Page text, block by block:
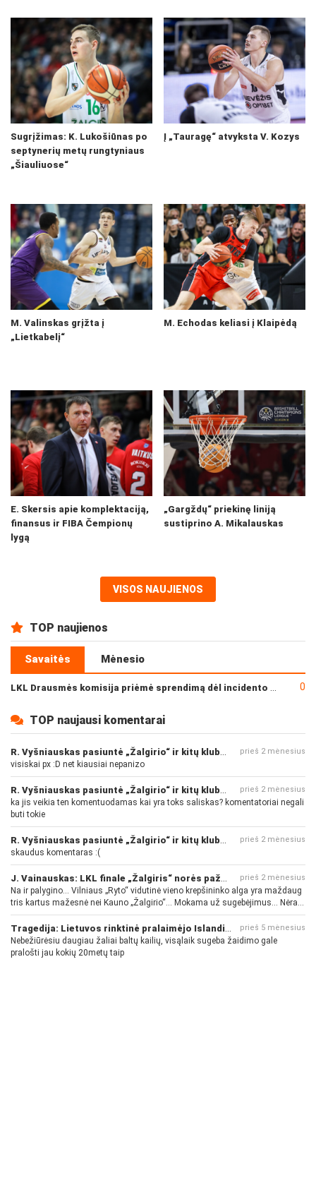
Sugrįžimas: K. Lukošiūnas po
septynerių metų rungtyniaus
„Šiauliuose“
Į „Tauragę“ atvyksta V. Kozys
M. Valinskas grįžta į
„Lietkabelį“
M. Echodas keliasi į Klaipėdą
E. Skersis apie komplektaciją,
finansus ir FIBA Čempionų
lygą
„Gargždų“ priekinę liniją
sustiprino A. Mikalauskas
VISOS NAUJIENOS
TOP naujienos
Savaitės Mėnesio
0
TOP naujausi komentarai
prieš 2 mėnesius
visiskai px :D net kiausiai nepanizo
prieš 2 mėnesius
ka jis veikia ten komentuodamas kai yra toks saliskas? komentatoriai negali
buti tokie
prieš 2 mėnesius
skaudus komentaras :(
prieš 2 mėnesius
Na ir palygino... Vilniaus „Ryto“ vidutinė vieno krepšininko alga yra maždaug
tris kartus mažesnė nei Kauno „Žalgirio“... Mokama už sugebėjimus... Nėra
pinigų - nėra gerų žaidėjų...
prieš 5 mėnesius
Nebežiūrėsiu daugiau žaliai baltų kailių, visąlaik sugeba žaidimo gale
pralošti jau kokių 20metų taip